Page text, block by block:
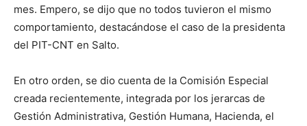
mes. Empero, se dijo que no todos tuvieron el mismo
comportamiento, destacándose el caso de la presidenta
del PIT-CNT en Salto.
En otro orden, se dio cuenta de la Comisión Especial
creada recientemente, integrada por los jerarcas de
Gestión Administrativa, Gestión Humana, Hacienda, el